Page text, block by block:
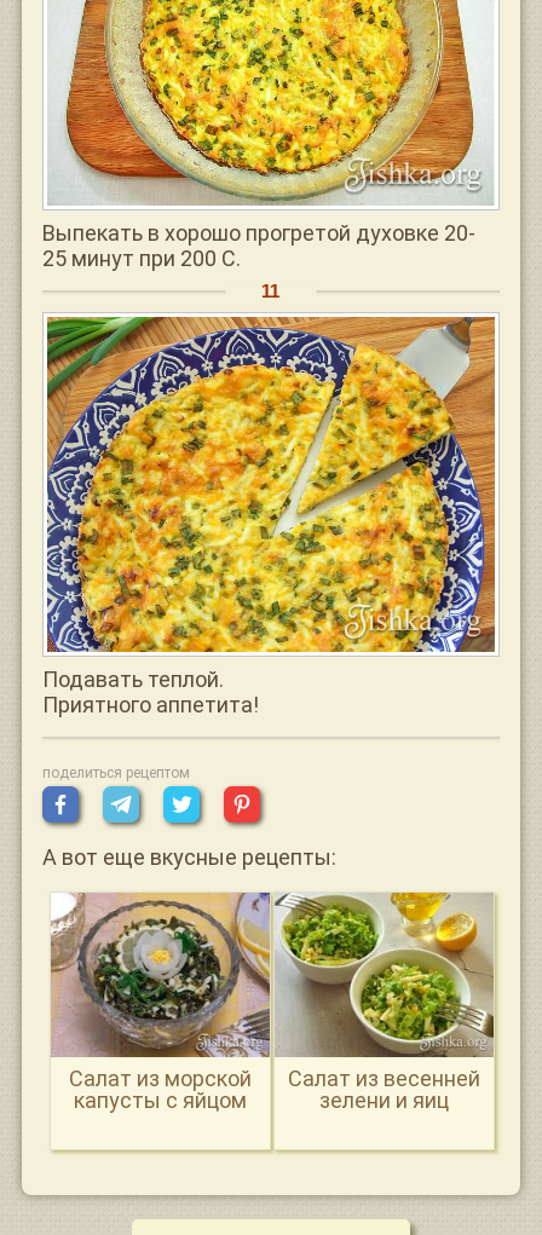
Выпекать в хорошо прогретой духовке 20-
25 минут при 200 С.
Подавать теплой.
Приятного аппетита!
поделиться рецептом
А вот еще вкусные рецепты:
Салат из морской
капусты с яйцом
Салат из весенней
зелени и яиц